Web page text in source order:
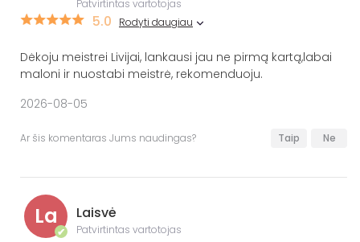
Patvirtintas vartotojas
5.0 Rodyti daugiau
Dėkoju meistrei Livijai, lankausi jau ne pirmą kartą,labai
maloni ir nuostabi meistrė, rekomenduoju.
2026-08-05
Ar šis komentaras Jums naudingas? Taip Ne
La
✔
Laisvė
Patvirtintas vartotojas